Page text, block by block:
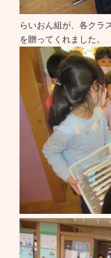
らいおん組が、各クラ
を贈ってくれました。